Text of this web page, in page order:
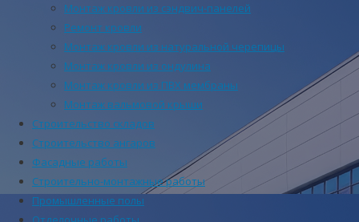
Монтаж кровли из сэндвич-панелей
Ремонт кровли
Монтаж кровли из натуральной черепицы
Монтаж кровли из ондулина
Монтаж кровли из ПВХ мембраны
Монтаж вальмовой крыши
Строительство складов
Строительство ангаров
Фасадные работы
Строительно-монтажные работы
Промышленные полы